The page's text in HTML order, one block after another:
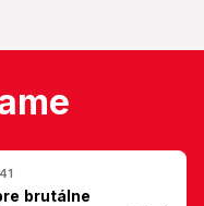
brutálne